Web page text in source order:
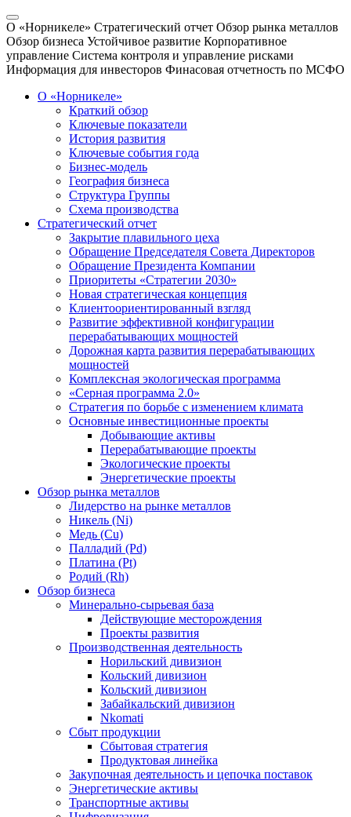
О «Норникеле» Стратегический отчет Обзор рынка металлов
Обзор бизнеса Устойчивое развитие Корпоративное
управление Система контроля и управление рисками
Информация для инвесторов Финасовая отчетность по МСФО
О «Норникеле»
Краткий обзор
Ключевые показатели
История развития
Ключевые события года
Бизнес-модель
География бизнеса
Структура Группы
Схема производства
Стратегический отчет
Закрытие плавильного цеха
Обращение Председателя Совета Директоров
Обращение Президента Компании
Приоритеты «Стратегии 2030»
Новая стратегическая концепция
Клиентоориентированный взгляд
Развитие эффективной конфигурации
перерабатывающих мощностей
Дорожная карта развития перерабатывающих
мощностей
Комплексная экологическая программа
«Серная программа 2.0»
Стратегия по борьбе с изменением климата
Основные инвестиционные проекты
Добывающие активы
Перерабатывающие проекты
Экологические проекты
Энергетические проекты
Обзор рынка металлов
Лидерство на рынке металлов
Никель (Ni)
Медь (Cu)
Палладий (Pd)
Платина (Pt)
Родий (Rh)
Обзор бизнеса
Минерально-сырьевая база
Действующие месторождения
Проекты развития
Производственная деятельность
Норильский дивизион
Кольский дивизион
Кольский дивизион
Забайкальский дивизион
Nkomati
Сбыт продукции
Сбытовая стратегия
Продуктовая линейка
Закупочная деятельность и цепочка поставок
Энергетические активы
Транспортные активы